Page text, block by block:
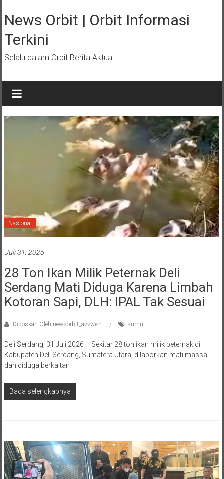
ke
konten
News Orbit | Orbit Informasi
Terkini
Selalu dalam Orbit Berita Aktual
Nasional
Juli 31, 2026
28 Ton Ikan Milik Peternak Deli
Serdang Mati Diduga Karena Limbah
Kotoran Sapi, DLH: IPAL Tak Sesuai
Diposkan Oleh:newsorbit_avvwem sumut
Deli Serdang, 31 Juli 2026 – Sekitar 28 ton ikan milik peternak di
Kabupaten Deli Serdang, Sumatera Utara, dilaporkan mati massal
dan diduga berkaitan
Baca selengkapnya